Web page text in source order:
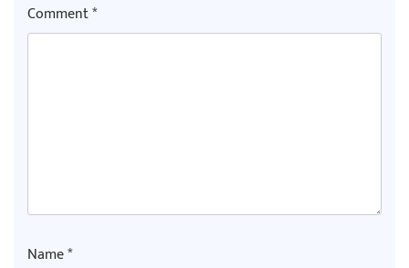
Comment*
Name*